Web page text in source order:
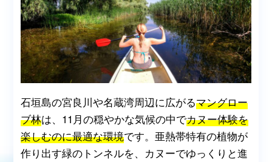
石垣島の宮良川や名蔵湾周辺に広がるマングロー
ブ林は、11月の穏やかな気候の中でカヌー体験を
楽しむのに最適な環境です。亜熱帯特有の植物が
作り出す緑のトンネルを、カヌーでゆっくりと進